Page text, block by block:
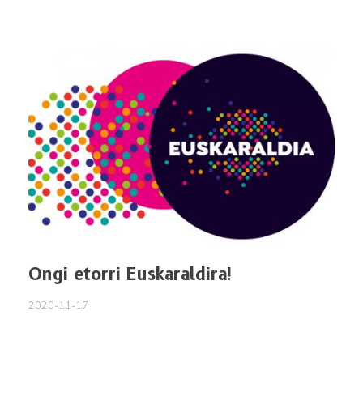
Ongi etorri Euskaraldira!
2020-11-17